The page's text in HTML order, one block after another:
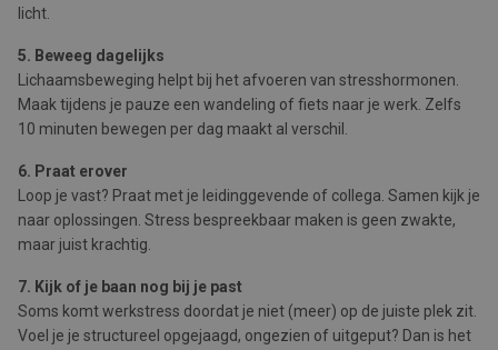
licht.
5. Beweeg dagelijks
Lichaamsbeweging helpt bij het afvoeren van stresshormonen.
Maak tijdens je pauze een wandeling of fiets naar je werk. Zelfs
10 minuten bewegen per dag maakt al verschil.
6. Praat erover
Loop je vast? Praat met je leidinggevende of collega. Samen kijk je
naar oplossingen. Stress bespreekbaar maken is geen zwakte,
maar juist krachtig.
7. Kijk of je baan nog bij je past
Soms komt werkstress doordat je niet (meer) op de juiste plek zit.
Voel je je structureel opgejaagd, ongezien of uitgeput? Dan is het